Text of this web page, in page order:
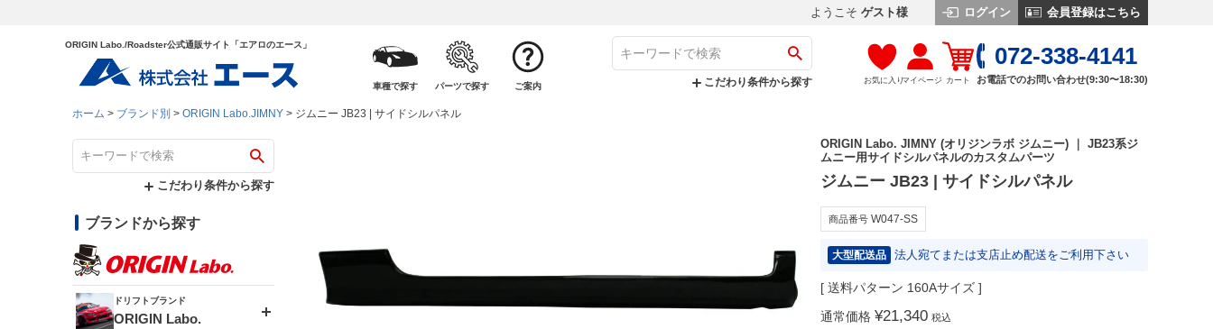
ようこそ ゲスト様 ログイン 会員登録はこちら
ORIGIN Labo./Roadster公式通販サイト「エアロのエース」
車種で探す パーツで探す ご案内 こだわり条件から探す お気に入りマイページ カート
072-338-4141
お電話でのお問い合わせ(9:30〜18:30)
ホーム ブランド別 ORIGIN Labo.JIMNY ジムニー JB23 | サイドシルパネル
こだわり条件から探す
ブランドから探す
ドリフトブランド
ORIGIN Labo.
ORIGIN Labo. JIMNY (オリジンラボ ジムニー) ｜ JB23系ジ
ムニー用サイドシルパネルのカスタムパーツ
ジムニー JB23 | サイドシルパネル
商品番号 W047-SS
大型配送品 法人宛てまたは支店止め配送をご利用下さい
送料パターン 160Aサイズ
通常価格 ¥21,340 税込